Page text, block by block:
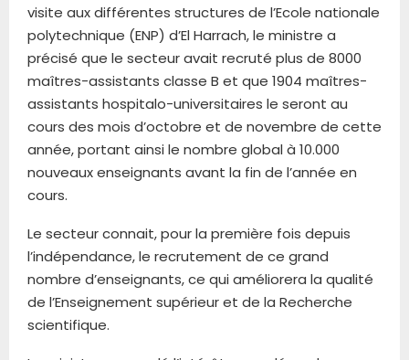
visite aux différentes structures de l’Ecole nationale
polytechnique (ENP) d’El Harrach, le ministre a
précisé que le secteur avait recruté plus de 8000
maîtres-assistants classe B et que 1904 maîtres-
assistants hospitalo-universitaires le seront au
cours des mois d’octobre et de novembre de cette
année, portant ainsi le nombre global à 10.000
nouveaux enseignants avant la fin de l’année en
cours.
Le secteur connait, pour la première fois depuis
l’indépendance, le recrutement de ce grand
nombre d’enseignants, ce qui améliorera la qualité
de l’Enseignement supérieur et de la Recherche
scientifique.